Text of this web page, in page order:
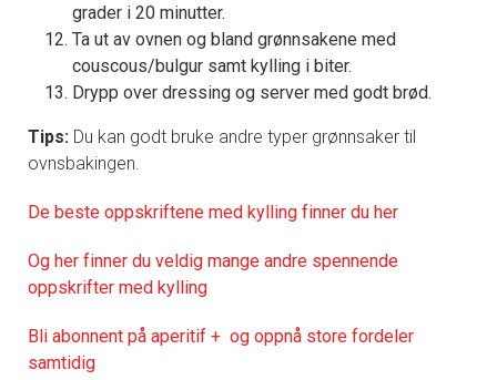
grader i 20 minutter.
Ta ut av ovnen og bland grønnsakene med
couscous/bulgur samt kylling i biter.
Drypp over dressing og server med godt brød.
Tips: Du kan godt bruke andre typer grønnsaker til
ovnsbakingen.
De beste oppskriftene med kylling finner du her
Og her finner du veldig mange andre spennende
oppskrifter med kylling
Bli abonnent på aperitif + og oppnå store fordeler
samtidig